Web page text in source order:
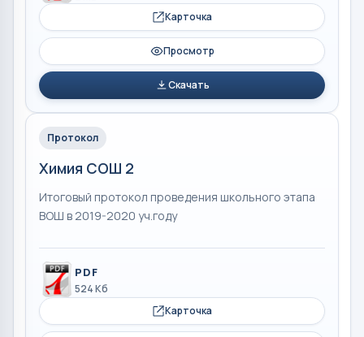
Карточка
Просмотр
Скачать
Протокол
Химия СОШ 2
Итоговый протокол проведения школьного этапа
ВОШ в 2019-2020 уч.году
PDF
524 Кб
Карточка